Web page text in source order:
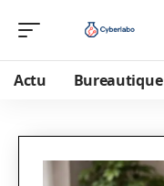
Actu Bureautique